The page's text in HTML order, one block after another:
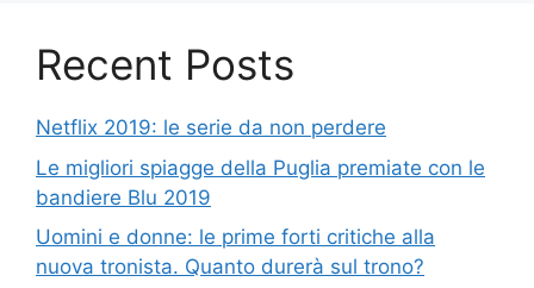
Recent Posts
Netflix 2019: le serie da non perdere
Le migliori spiagge della Puglia premiate con le
bandiere Blu 2019
Uomini e donne: le prime forti critiche alla
nuova tronista. Quanto durerà sul trono?